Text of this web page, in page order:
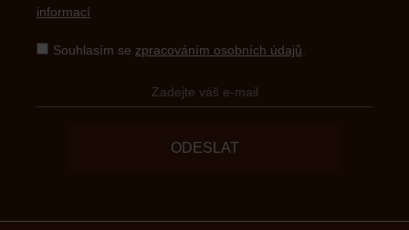
informací
Souhlasím se zpracováním osobních údajů
ODESLAT